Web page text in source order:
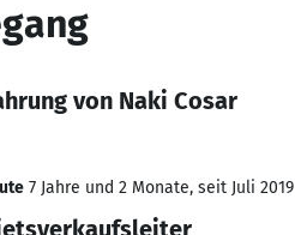
von Naki Cosar
7 Jahre und 2 Monate, seit Juli 2019